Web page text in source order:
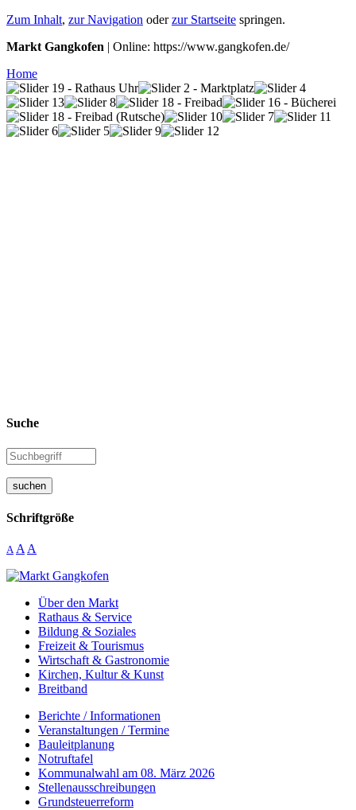
Zum Inhalt, zur Navigation oderzur Startseite springen.
Markt Gangkofen | Online: https://www.gangkofen.de/
Home
Suche
suchen
Schriftgröße
A A A
Über den Markt
Rathaus & Service
Bildung & Soziales
Freizeit & Tourismus
Wirtschaft & Gastronomie
Kirchen, Kultur & Kunst
Breitband
Berichte / Informationen
Veranstaltungen / Termine
Bauleitplanung
Notruftafel
Kommunalwahl am 08. März 2026
Stellenausschreibungen
Grundsteuerreform